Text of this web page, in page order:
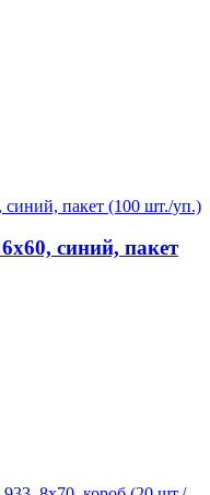
синий, пакет